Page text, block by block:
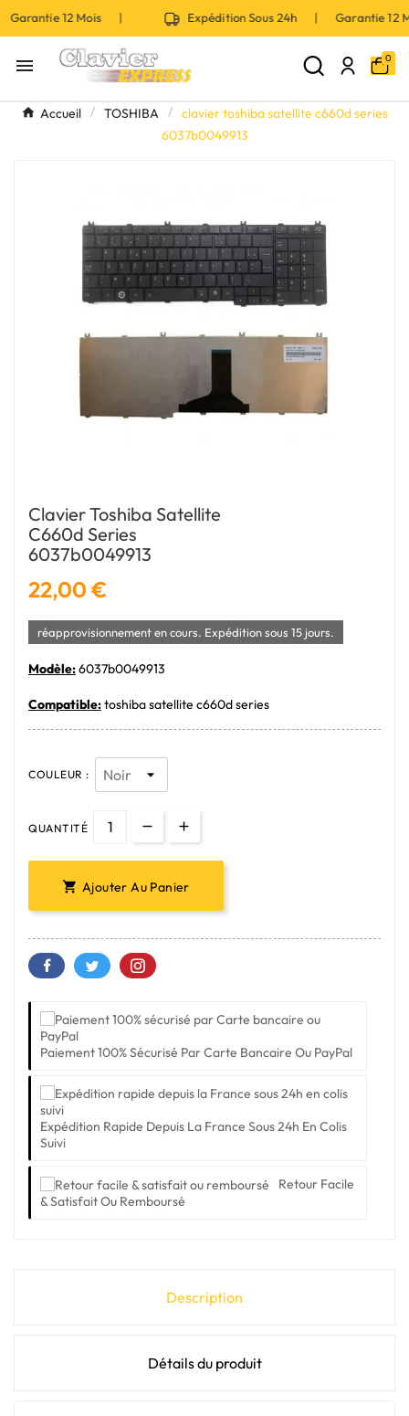
12 Mois | Expédition Sous 24h | Garantie
 0
Accueil TOSHIBA
clavier toshiba satellite c660d series
6037b0049913
Clavier Toshiba Satellite
C660d Series
6037b0049913
22,00 €
réapprovisionnement en cours. Expédition sous 15 jours.
Modèle:6037b0049913
Compatible:toshiba satellite c660d series
COULEUR :
QUANTITÉ
 Ajouter Au Panier
Paiement 100% Sécurisé Par Carte Bancaire Ou PayPal
Expédition Rapide Depuis La France Sous 24h En Colis
Suivi
Retour Facile
& Satisfait Ou Remboursé
Description
Détails du produit